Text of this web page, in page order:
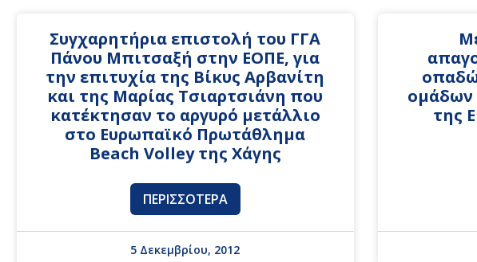
Συγχαρητήρια επιστολή του ΓΓΑ
Πάνου Μπιτσαξή στην ΕΟΠΕ, για
την επιτυχία της Βίκυς Αρβανίτη
και της Μαρίας Τσιαρτσιάνη που
κατέκτησαν το αργυρό μετάλλιο
στο Ευρωπαϊκό Πρωτάθλημα
Beach Volley της Χάγης
ΠΕΡΙΣΣΌΤΕΡΑ
5 Δεκεμβρίου, 2012
ομάδων
της